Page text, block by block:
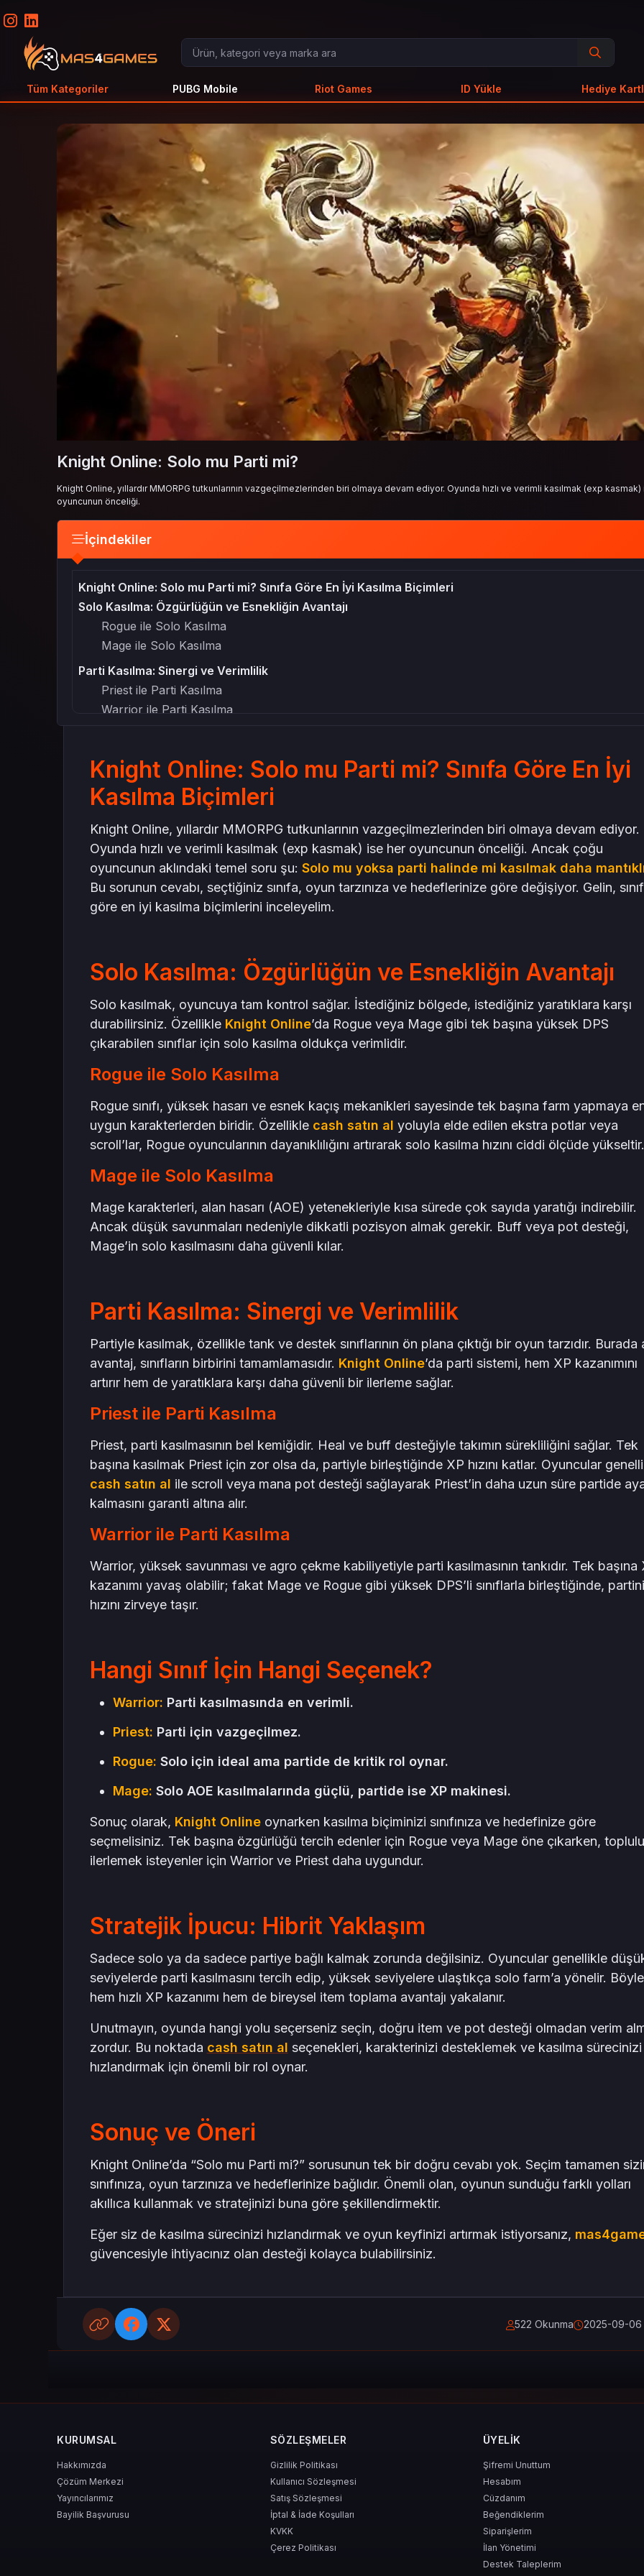
Tüm Kategoriler PUBG Mobile Riot Games ID Yükle Hediye
Knight Online: Solo mu Parti mi?
Knight Online, yıllardır MMORPG tutkunlarının vazgeçilmezlerinden biri olmaya devam ediyor. Oyunda hızlı ve verimli kasılmak (exp
oyuncunun önceliği.
İçindekiler
Knight Online: Solo mu Parti mi? Sınıfa Göre En İyi Kasılma Biçimleri
Solo Kasılma: Özgürlüğün ve Esnekliğin Avantajı
Rogue ile Solo Kasılma
Mage ile Solo Kasılma
Parti Kasılma: Sinergi ve Verimlilik
Priest ile Parti Kasılma
Warrior ile Parti Kasılma
Sonuç ve Öneri
Knight Online: Solo mu Parti mi? Sınıfa Göre En İyi
Kasılma Biçimleri
Knight Online, yıllardır MMORPG tutkunlarının vazgeçilmezlerinden biri olmaya devam ediyor.
Oyunda hızlı ve verimli kasılmak (exp kasmak) ise her oyuncunun önceliği. Ancak çoğu
oyuncunun aklındaki temel soru şu: Solo mu yoksa parti halinde mi kasılmak daha
Bu sorunun cevabı, seçtiğiniz sınıfa, oyun tarzınıza ve hedeflerinize göre değişiyor. Gelin,
göre en iyi kasılma biçimlerini inceleyelim.
Solo Kasılma: Özgürlüğün ve Esnekliğin Avantajı
Solo kasılmak, oyuncuya tam kontrol sağlar. İstediğiniz bölgede, istediğiniz yaratıklara karşı
durabilirsiniz. Özellikle Knight Online’da Rogue veya Mage gibi tek başına yüksek DPS
çıkarabilen sınıflar için solo kasılma oldukça verimlidir.
Rogue ile Solo Kasılma
Rogue sınıfı, yüksek hasarı ve esnek kaçış mekanikleri sayesinde tek başına farm yapmaya
uygun karakterlerden biridir. Özellikle cash satın al yoluyla elde edilen ekstra potlar veya
scroll’lar, Rogue oyuncularının dayanıklılığını artırarak solo kasılma hızını ciddi ölçüde yükseltir.
Mage ile Solo Kasılma
Mage karakterleri, alan hasarı (AOE) yetenekleriyle kısa sürede çok sayıda yaratığı indirebilir.
Ancak düşük savunmaları nedeniyle dikkatli pozisyon almak gerekir. Buff veya pot desteği,
Mage’in solo kasılmasını daha güvenli kılar.
Parti Kasılma: Sinergi ve Verimlilik
Partiyle kasılmak, özellikle tank ve destek sınıflarının ön plana çıktığı bir oyun tarzıdır. Burada
avantaj, sınıfların birbirini tamamlamasıdır. Knight Online’da parti sistemi, hem XP kazanımını
artırır hem de yaratıklara karşı daha güvenli bir ilerleme sağlar.
Priest ile Parti Kasılma
Priest, parti kasılmasının bel kemiğidir. Heal ve buff desteğiyle takımın sürekliliğini sağlar. Tek
başına kasılmak Priest için zor olsa da, partiyle birleştiğinde XP hızını katlar. Oyuncular
cash satın al ile scroll veya mana pot desteği sağlayarak Priest’in daha uzun süre partide
kalmasını garanti altına alır.
Warrior ile Parti Kasılma
Warrior, yüksek savunması ve agro çekme kabiliyetiyle parti kasılmasının tankıdır. Tek başına
kazanımı yavaş olabilir; fakat Mage ve Rogue gibi yüksek DPS’li sınıflarla birleştiğinde,
hızını zirveye taşır.
Hangi Sınıf İçin Hangi Seçenek?
Warrior: Parti kasılmasında en verimli.
Priest: Parti için vazgeçilmez.
Rogue: Solo için ideal ama partide de kritik rol oynar.
Mage: Solo AOE kasılmalarında güçlü, partide ise XP makinesi.
Sonuç olarak, Knight Onlineoynarken kasılma biçiminizi sınıfınıza ve hedefinize göre
seçmelisiniz. Tek başına özgürlüğü tercih edenler için Rogue veya Mage öne çıkarken,
ilerlemek isteyenler için Warrior ve Priest daha uygundur.
Stratejik İpucu: Hibrit Yaklaşım
Sadece solo ya da sadece partiye bağlı kalmak zorunda değilsiniz. Oyuncular genellikle
seviyelerde parti kasılmasını tercih edip, yüksek seviyelere ulaştıkça solo farm’a yönelir.
hem hızlı XP kazanımı hem de bireysel item toplama avantajı yakalanır.
Unutmayın, oyunda hangi yolu seçerseniz seçin, doğru item ve pot desteği olmadan verim
zordur. Bu noktada cash satın al seçenekleri, karakterinizi desteklemek ve kasılma sürecinizi
hızlandırmak için önemli bir rol oynar.
Sonuç ve Öneri
Knight Online’da “Solo mu Parti mi?” sorusunun tek bir doğru cevabı yok. Seçim tamamen
sınıfınıza, oyun tarzınıza ve hedeflerinize bağlıdır. Önemli olan, oyunun sunduğu farklı yolları
akıllıca kullanmak ve stratejinizi buna göre şekillendirmektir.
Eğer siz de kasılma sürecinizi hızlandırmak ve oyun keyfinizi artırmak istiyorsanız,
güvencesiyle ihtiyacınız olan desteği kolayca bulabilirsiniz.
522 Okunma 2025-09-06
KURUMSAL
Hakkımızda
Çözüm Merkezi
Yayıncılarımız
Bayilik Başvurusu
SÖZLEŞMELER
Gizlilik Politikası
Kullanıcı Sözleşmesi
Satış Sözleşmesi
İptal & İade Koşulları
KVKK
Çerez Politikası
ÜYELIK
Şifremi Unuttum
Hesabım
Cüzdanım
Beğendiklerim
Siparişlerim
İlan Yönetimi
Destek Taleplerim